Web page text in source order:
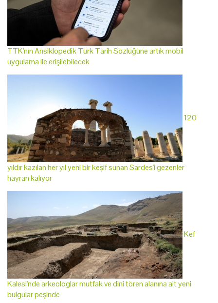
TTK'nın Ansiklopedik Türk Tarih Sözlüğüne artık mobil
uygulama ile erişilebilecek
120
yıldır kazılan her yıl yeni bir keşif sunan Sardes'i gezenler
hayran kalıyor
Kef
Kalesi'nde arkeologlar mutfak ve dini tören alanına ait yeni
bulgular peşinde